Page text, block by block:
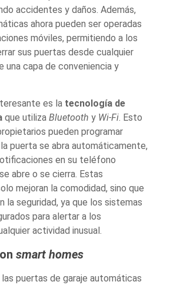
accidentes y daños. Además,
ahora pueden ser operadas
móviles, permitiendo a los
sus puertas desde cualquier
una capa de conveniencia y
es la tecnología de
que utilizaBluetooth y Wi-Fi. Esto
pueden programar
puerta se abra automáticamente,
en su teléfono
abre o se cierra. Estas
mejoran la comodidad, sino que
la seguridad, ya que los sistemas
para alertar a los
actividad inusual.
smart homes
puertas de garaje automáticas